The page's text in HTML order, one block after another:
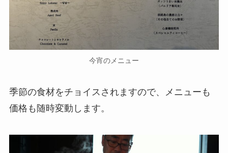
今宵のメニュー
季節の食材をチョイスされますので、メニューも
価格も随時変動します。